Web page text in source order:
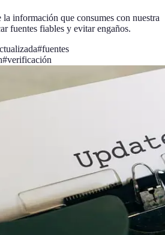
información que consumes con nuestra
fuentes fiables y evitar engaños.
#fuentes
#verificación